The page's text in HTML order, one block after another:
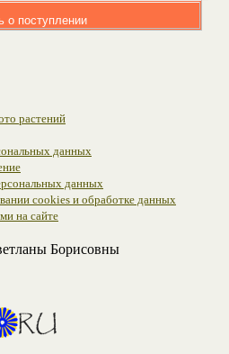
о поступлении
растений
данных
данных
cookies и обработке данных
на сайте
Борисовны